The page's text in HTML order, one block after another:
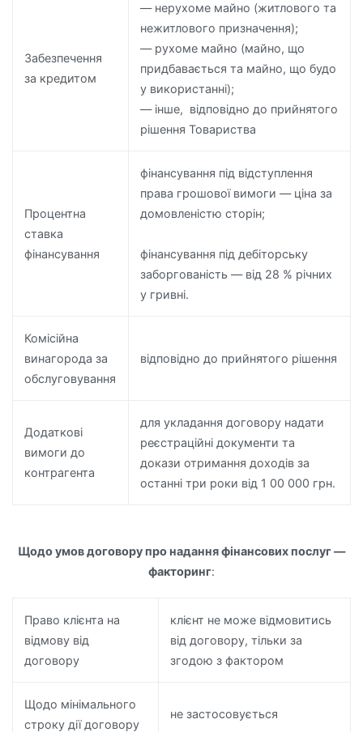
Забезпечення
за кредитом
— нерухоме майно (житлового та
нежитлового призначення);
— рухоме майно (майно, що
придбавається та майно, що будо
у використанні);
— інше, відповідно до прийнятого
рішення Товариства
Процентна
ставка
фінансування
фінансування під відступлення
права грошової вимоги — ціна за
домовленістю сторін;
фінансування під дебіторську
заборгованість — від 28 % річних
у гривні.
Комісійна
винагорода за
обслуговування
відповідно до прийнятого рішення
Додаткові
вимоги до
контрагента
для укладання договору надати
реєстраційні документи та
докази отримання доходів за
останні три роки від 1 00 000 грн.
Щодо умов договору про надання фінансових послуг —
факторинг:
Право клієнта на
відмову від
договору
клієнт не може відмовитись
від договору, тільки за
згодою з фактором
Щодо мінімального
строку дії договору
не застосовується